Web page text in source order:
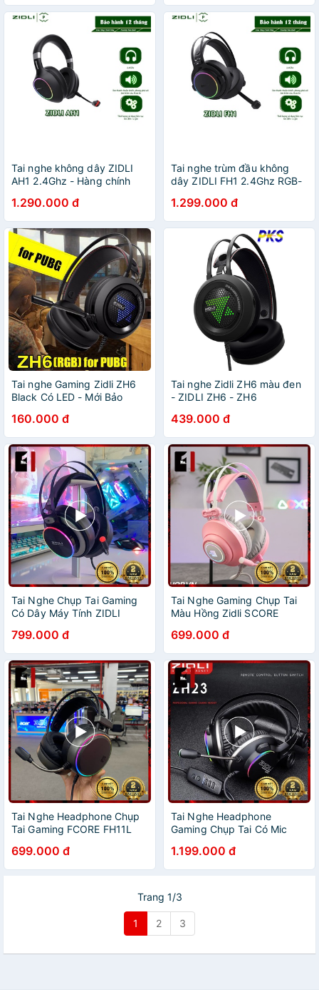
Tai nghe không dây ZIDLI
AH1 2.4Ghz - Hàng chính
1.290.000 đ
Tai nghe trùm đầu không
dây ZIDLI FH1 2.4Ghz RGB-
1.299.000 đ
Tai nghe Gaming Zidli ZH6
Black Có LED - Mới Bảo
160.000 đ
Tai nghe Zidli ZH6 màu đen
- ZIDLI ZH6 - ZH6
439.000 đ
Tai Nghe Chụp Tai Gaming
Có Dây Máy Tính ZIDLI
Headphone Vi Tính Laptop
Chơi Game Có Mic
799.000 đ
Tai Nghe Gaming Chụp Tai
Màu Hồng Zidli SCORE
Headphone Máy Tính
Laptop Nghe Nhạc Có Mic
699.000 đ
Tai Nghe Headphone Chụp
Tai Gaming FCORE FH11L
Laptop Âm Thanh Hay Có
Dây
699.000 đ
Tai Nghe Headphone
Gaming Chụp Tai Có Mic
Nghe Chơi Game Máy Tính
Laptop Có Dây
1.199.000 đ
Trang 1/3
1 2 3